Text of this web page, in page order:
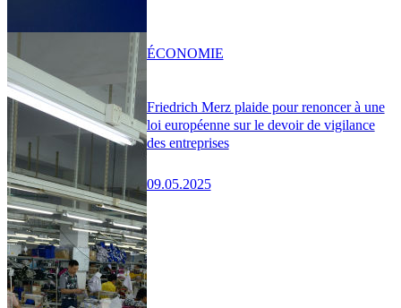
Friedrich Merz plaide pour renoncer à une
loi européenne sur le devoir de vigilance
des entreprises
09.05.2025
ÉCONOMIE